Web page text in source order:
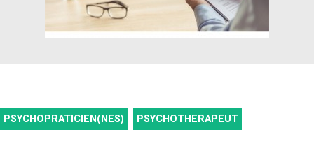
PSYCHOPRATICIEN(NES) PSYCHOTHERAPEUT